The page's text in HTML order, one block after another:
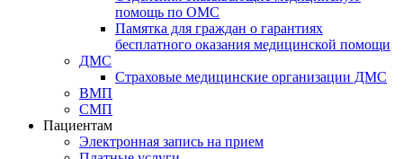
помощь по ОМС
Памятка для граждан о гарантиях
бесплатного оказания медицинской помощи
ДМС
Страховые медицинские организации ДМС
ВМП
СМП
Пациентам
Электронная запись на прием